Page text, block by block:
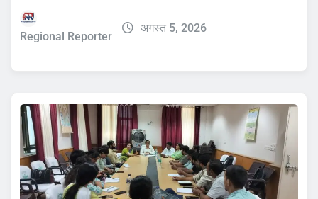
Regional Reporter
अगस्त 5, 2026